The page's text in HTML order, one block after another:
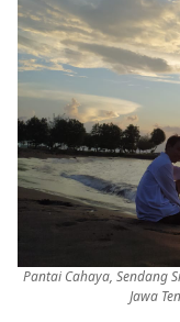
Pantai Cahaya, Sendang
Jawa